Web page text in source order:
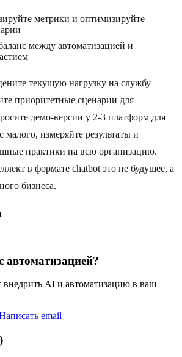
метрики и оптимизируйте
между автоматизацией и
текущую нагрузку на службу
приоритетные сценарии для
демо-версии у 2-3 платформ для
малого, измеряйте результаты и
практики на всю организацию.
в формате chatbot это не будущее, а
бизнеса.
AI и автоматизацию в ваш
email